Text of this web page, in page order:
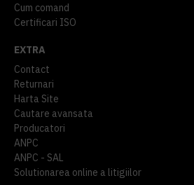
Cum comand
Certificari ISO
EXTRA
Contact
Returnari
Harta Site
Cautare avansata
Producatori
ANPC
ANPC - SAL
Solutionarea online a litigiilor